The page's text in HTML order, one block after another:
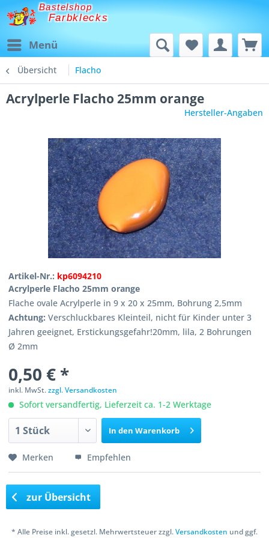
Bastelshop
Farbklecks
Menü
Übersicht Flacho
Acrylperle Flacho 25mm orange
Hersteller-Angaben
Artikel-Nr.: kp6094210
Acrylperle Flacho 25mm orange
Flache ovale Acrylperle in 9 x 20 x 25mm, Bohrung 2,5mm
Achtung: Verschluckbares Kleinteil, nicht für Kinder unter 3
Jahren geeignet, Erstickungsgefahr!20mm, lila, 2 Bohrungen
Ø 2mm
0,50 € *
inkl. MwSt.zzgl. Versandkosten
Sofort versandfertig, Lieferzeit ca. 1-2 Werktage
In den Warenkorb
Merken Empfehlen
zur Übersicht
* Alle Preise inkl. gesetzl. Mehrwertsteuer zzgl.Versandkosten und ggf.